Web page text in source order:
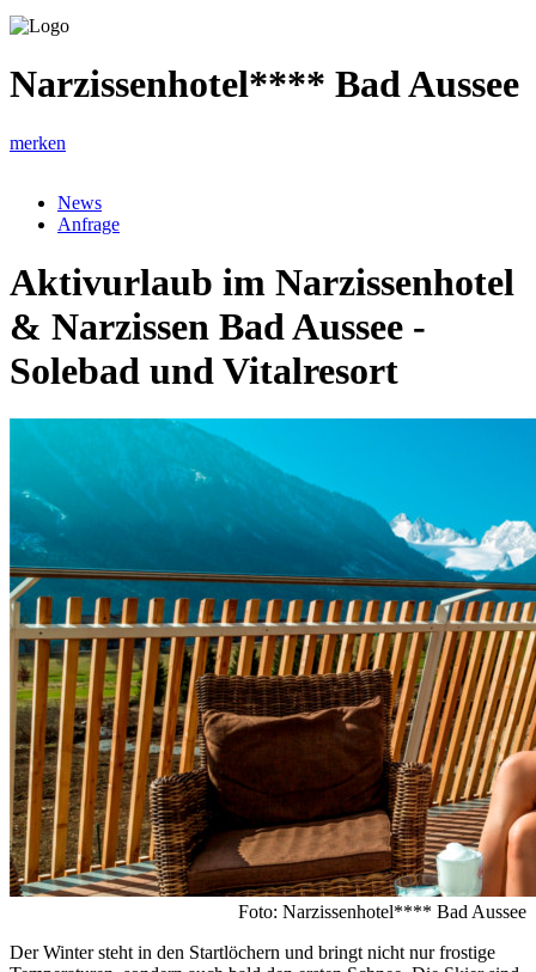
Narzissenhotel**** Bad Aussee
merken
News
Anfrage
Aktivurlaub im Narzissenhotel
& Narzissen Bad Aussee -
Solebad und Vitalresort
Foto: Narzissenhotel**** Bad Aussee
Der Winter steht in den Startlöchern und bringt nicht nur frostige